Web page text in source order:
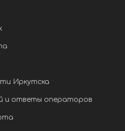
Иркутска
и ответы операторов